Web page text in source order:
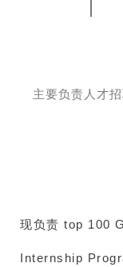
主要负责人才
现负责 top 100
Internship